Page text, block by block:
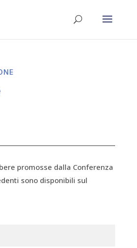
promosse dalla Conferenza
sono disponibili sul